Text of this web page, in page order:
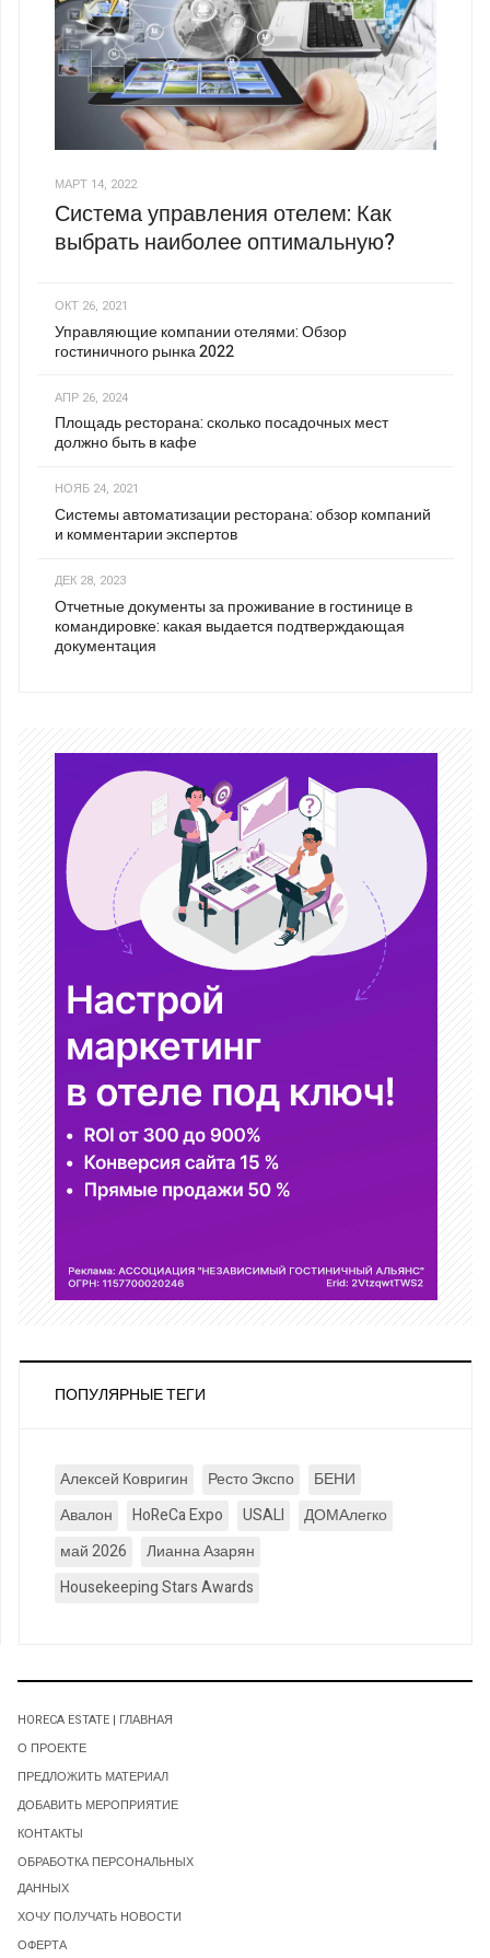
МАРТ 14, 2022
Система управления отелем: Как
выбрать наиболее оптимальную?
ОКТ 26, 2021
Управляющие компании отелями: Обзор
гостиничного рынка 2022
АПР 26, 2024
Площадь ресторана: сколько посадочных мест
должно быть в кафе
НОЯБ 24, 2021
Системы автоматизации ресторана: обзор компаний
и комментарии экспертов
ДЕК 28, 2023
Отчетные документы за проживание в гостинице в
командировке: какая выдается подтверждающая
документация
ПОПУЛЯРНЫЕ ТЕГИ
Алексей Ковригин Ресто Экспо
БЕНИ
Авалон
HoReCa Expo USALI
ДОМАлегко
май 2026
Лианна Азарян
Housekeeping Stars Awards
HORECA ESTATE | ГЛАВНАЯ
О ПРОЕКТЕ
ПРЕДЛОЖИТЬ МАТЕРИАЛ
ДОБАВИТЬ МЕРОПРИЯТИЕ
КОНТАКТЫ
ОБРАБОТКА ПЕРСОНАЛЬНЫХ
ДАННЫХ
ХОЧУ ПОЛУЧАТЬ НОВОСТИ
ОФЕРТА